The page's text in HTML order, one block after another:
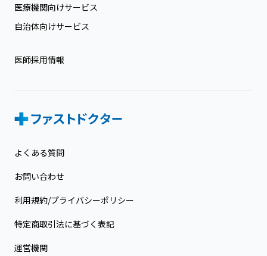
医療機関向けサービス
自治体向けサービス
医師採用情報
よくある質問
お問い合わせ
利用規約/プライバシーポリシー
特定商取引法に基づく表記
運営機関